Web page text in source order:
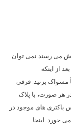
می رسند نمی توان
از اینکه
مسواک بزنید. فرقی
هر صورت، با پلاک
های موجود در
خورد. اینجا